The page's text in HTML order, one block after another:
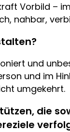
Vorbild –
nahbar,
und
und im
umgekehrt.
die